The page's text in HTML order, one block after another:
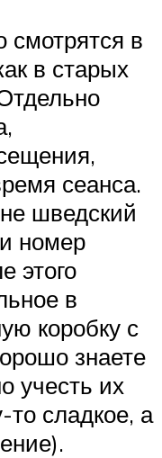
смотрятся в
в старых
сеанса.
шведский
номер
этого
в
коробку с
знаете
учесть их
сладкое, а